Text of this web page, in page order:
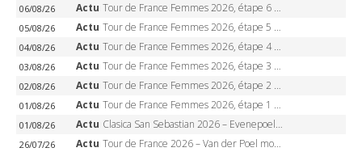
06/08/26 Actu Tour de France Femmes 2026, étape 6 – Kim Le Court-Pienaar gagne à Tournon, Reusser en jaune
05/08/26 Actu Tour de France Femmes 2026, étape 5 – Demi Vollering gagne à Belleville, Reusser en jaune, Ferrand-Prévot coule
04/08/26 Actu Tour de France Femmes 2026, étape 4 – Marlen Reusser écrase le chrono, Ferrand-Prévot en crise
03/08/26 Actu Tour de France Femmes 2026, étape 3 – Sigrid Haugset en solitaire, 88 km d’échappée, maillot jaune
02/08/26 Actu Tour de France Femmes 2026, étape 2 – Lorena Wiebes doublé à Genève, Markus héroïque, 7e record
01/08/26 Actu Tour de France Femmes 2026, étape 1 – Lorena Wiebes intouchable à Lausanne, premier maillot jaune
01/08/26 Actu Clasica San Sebastian 2026 – Evenepoel recordman, 4e victoire, Carapaz battu au sprint
26/07/26 Actu Tour de France 2026 – Van der Poel monumental à Paris, Pogacar égale le record des cinq sacres